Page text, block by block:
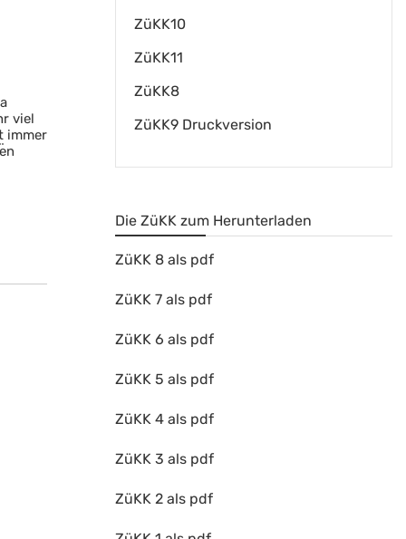
viel
immer
ZüKK10
ZüKK11
ZüKK8
ZüKK9 Druckversion
Die ZüKK zum Herunterladen
ZüKK 8 als pdf
ZüKK 7 als pdf
ZüKK 6 als pdf
ZüKK 5 als pdf
ZüKK 4 als pdf
ZüKK 3 als pdf
ZüKK 2 als pdf